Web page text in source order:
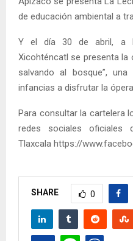
de educación ambiental a
Y el día 30 de abril, a
Xicohténcatl se presenta la
salvando al bosque”,
infancias a disfrutar la
Para consultar la cartelera
redes sociales oficiales
Tlaxcala https://
SHARE 0